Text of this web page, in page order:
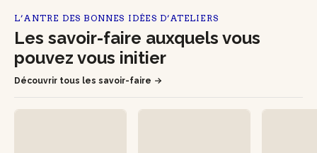
L’ANTRE DES BONNES IDÉES D’ATELIERS
Les savoir-faire auxquels vous
pouvez vous initier
Découvrir tous les savoir-faire